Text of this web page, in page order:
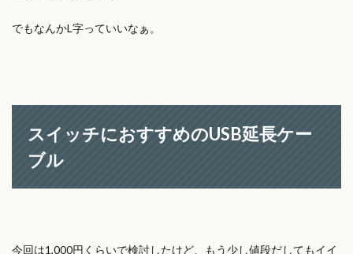
でもなんかL字っていいなぁ。
スイッチにおすすめのUSB延長ケー
ブル
今回は1,000円くらいで検討したけど、もう少し値段だしてもイイ